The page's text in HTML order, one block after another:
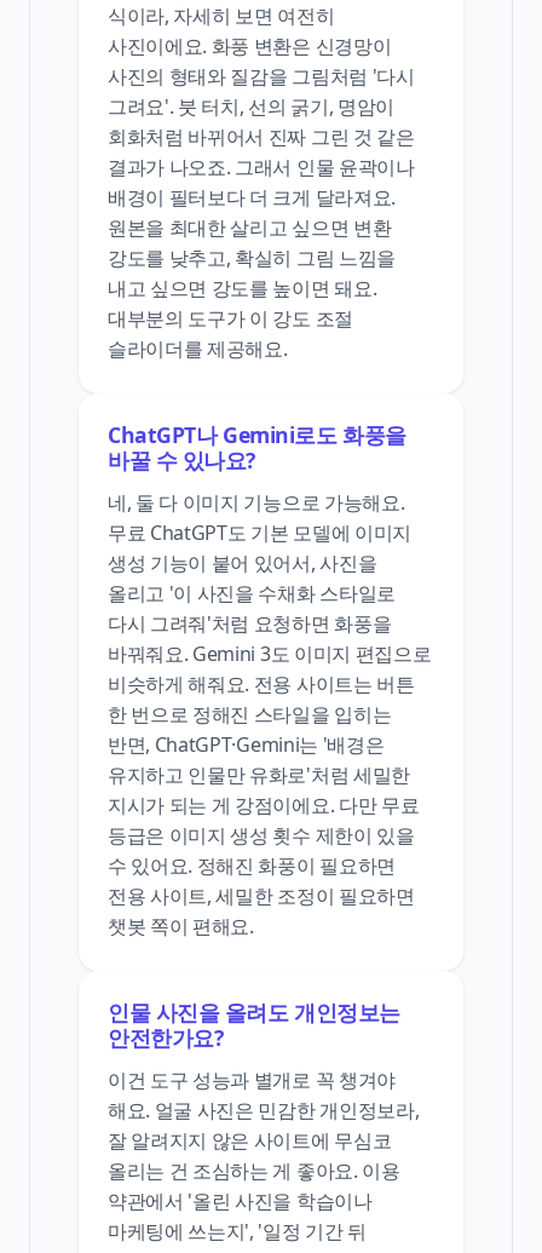
식이라, 자세히 보면 여전히
사진이에요. 화풍 변환은 신경망이
사진의 형태와 질감을 그림처럼 '다시
그려요'. 붓 터치, 선의 굵기, 명암이
회화처럼 바뀌어서 진짜 그린 것 같은
결과가 나오죠. 그래서 인물 윤곽이나
배경이 필터보다 더 크게 달라져요.
원본을 최대한 살리고 싶으면 변환
강도를 낮추고, 확실히 그림 느낌을
내고 싶으면 강도를 높이면 돼요.
대부분의 도구가 이 강도 조절
슬라이더를 제공해요.
ChatGPT나 Gemini로도 화풍을
바꿀 수 있나요?
네, 둘 다 이미지 기능으로 가능해요.
무료 ChatGPT도 기본 모델에 이미지
생성 기능이 붙어 있어서, 사진을
올리고 '이 사진을 수채화 스타일로
다시 그려줘'처럼 요청하면 화풍을
바꿔줘요. Gemini 3도 이미지 편집으로
비슷하게 해줘요. 전용 사이트는 버튼
한 번으로 정해진 스타일을 입히는
반면, ChatGPT·Gemini는 '배경은
유지하고 인물만 유화로'처럼 세밀한
지시가 되는 게 강점이에요. 다만 무료
등급은 이미지 생성 횟수 제한이 있을
수 있어요. 정해진 화풍이 필요하면
전용 사이트, 세밀한 조정이 필요하면
챗봇 쪽이 편해요.
인물 사진을 올려도 개인정보는
안전한가요?
이건 도구 성능과 별개로 꼭 챙겨야
해요. 얼굴 사진은 민감한 개인정보라,
잘 알려지지 않은 사이트에 무심코
올리는 건 조심하는 게 좋아요. 이용
약관에서 '올린 사진을 학습이나
마케팅에 쓰는지', '일정 기간 뒤